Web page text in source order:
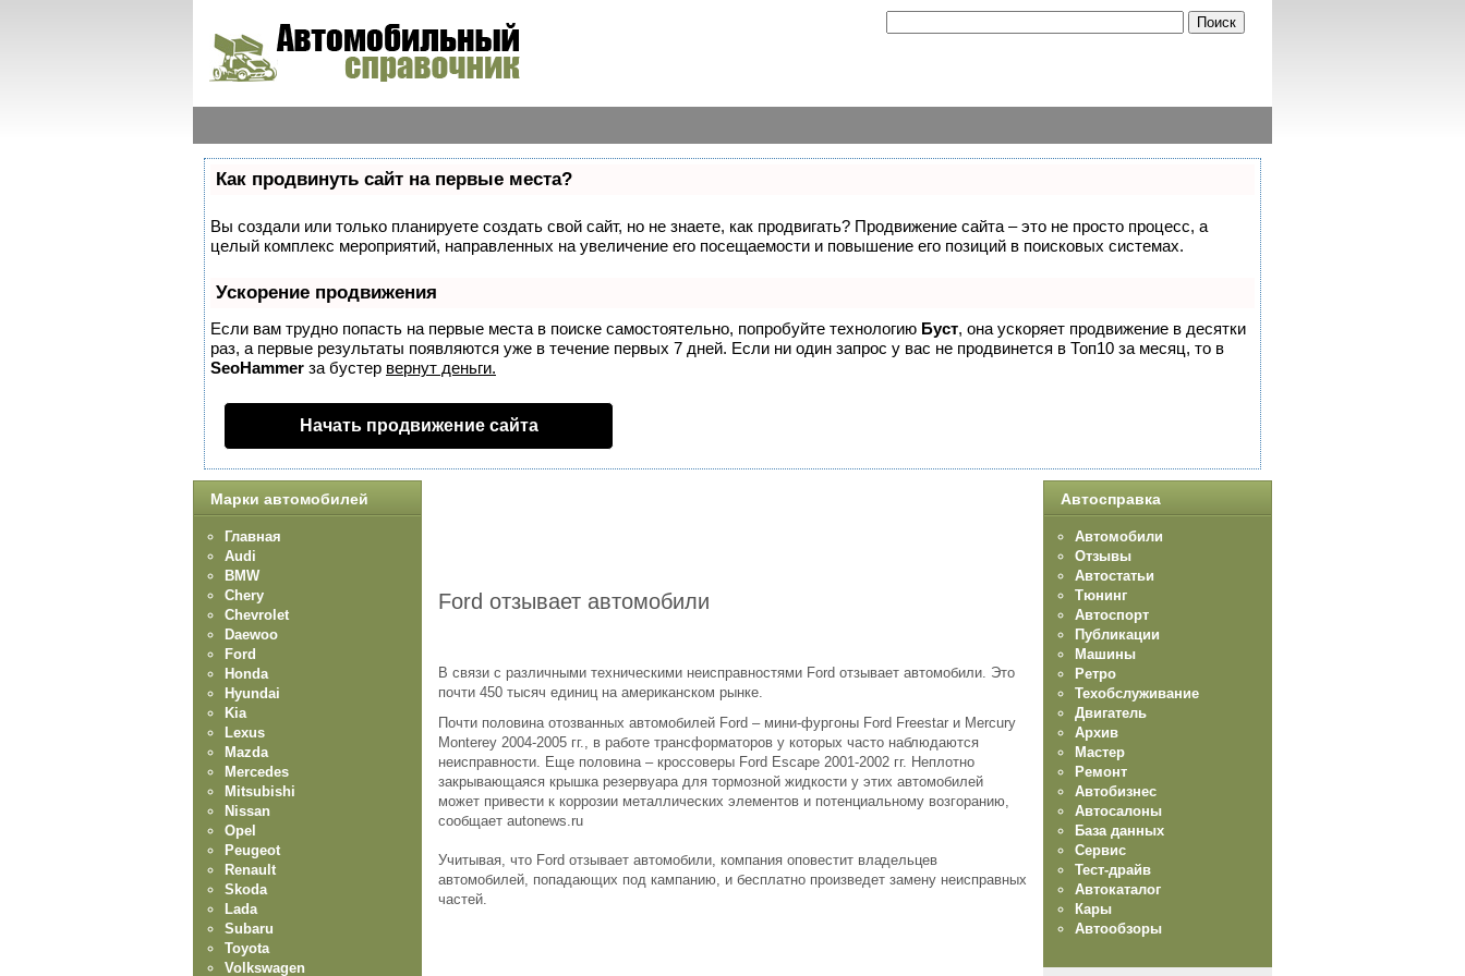
Как продвинуть сайт на первые места?
Вы создали или только планируете создать свой сайт, но не знаете, как продвигать? Продвижение сайта – это не просто процесс, а
целый комплекс мероприятий, направленных на увеличение его посещаемости и повышение его позиций в поисковых системах.
Ускорение продвижения
Если вам трудно попасть на первые места в поиске самостоятельно, попробуйте технологию Буст, она ускоряет продвижение в десятки
раз, а первые результаты появляются уже в течение первых 7 дней. Если ни один запрос у вас не продвинется в Топ10 за месяц, то в
SeoHammer за бустер вернут деньги.
Начать продвижение сайта
Ford отзывает автомобили
В связи с различными техническими неисправностями Ford отзывает автомобили. Это
почти 450 тысяч единиц на американском рынке.
Почти половина отозванных автомобилей Ford – мини-фургоны Ford Freestar и Mercury
Monterey 2004-2005 гг., в работе трансформаторов у которых часто наблюдаются
неисправности. Еще половина – кроссоверы Ford Escape 2001-2002 гг. Неплотно
закрывающаяся крышка резервуара для тормозной жидкости у этих автомобилей
может привести к коррозии металлических элементов и потенциальному возгоранию,
сообщает autonews.ru
Учитывая, что Ford отзывает автомобили, компания оповестит владельцев
автомобилей, попадающих под кампанию, и бесплатно произведет замену неисправных
частей.
Марки автомобилей
Главная
Audi
BMW
Chery
Chevrolet
Daewoo
Ford
Honda
Hyundai
Kia
Lexus
Mazda
Mercedes
Mitsubishi
Nissan
Opel
Peugeot
Renault
Skoda
Lada
Subaru
Toyota
Volkswagen
Автосправка
Автомобили
Отзывы
Автостатьи
Тюнинг
Автоспорт
Публикации
Машины
Ретро
Техобслуживание
Двигатель
Архив
Мастер
Ремонт
Автобизнес
Автосалоны
База данных
Сервис
Тест-драйв
Автокаталог
Кары
Автообзоры